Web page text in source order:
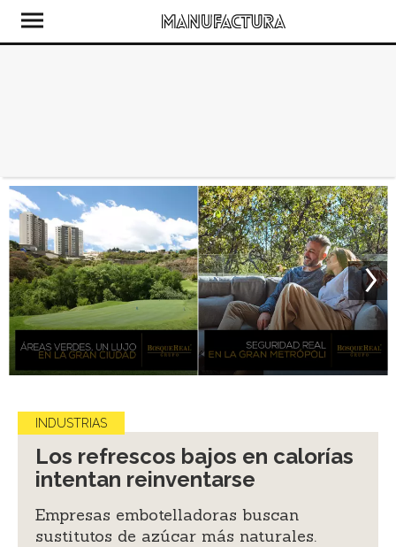
INDUSTRIAS
Los refrescos bajos en calorías
intentan reinventarse
Empresas embotelladoras buscan
sustitutos de azúcar más naturales.